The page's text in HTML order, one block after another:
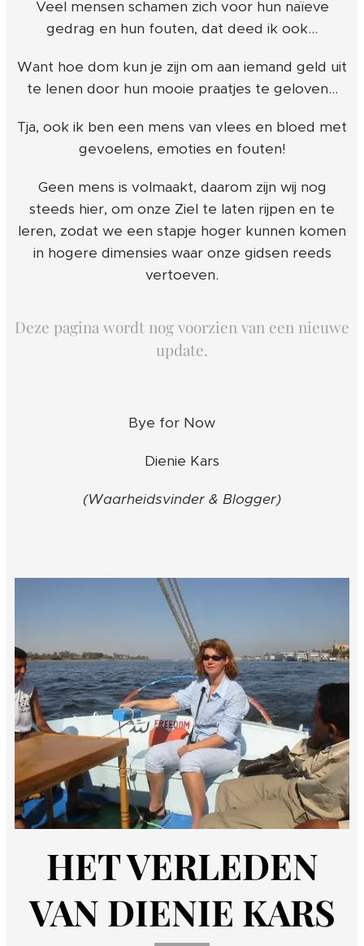
Veel mensen schamen zich voor hun naïeve
gedrag en hun fouten, dat deed ik ook...
Want hoe dom kun je zijn om aan iemand geld uit
te lenen door hun mooie praatjes te geloven...
Tja, ook ik ben een mens van vlees en bloed met
gevoelens, emoties en fouten!
Geen mens is volmaakt, daarom zijn wij nog
steeds hier, om onze Ziel te laten rijpen en te
leren, zodat we een stapje hoger kunnen komen
in hogere dimensies waar onze gidsen reeds
vertoeven.
Deze pagina wordt nog voorzien van een nieuwe
update.
Bye for Now ❤️
Dienie Kars
(Waarheidsvinder & Blogger)
HET VERLEDEN
VAN DIENIE KARS